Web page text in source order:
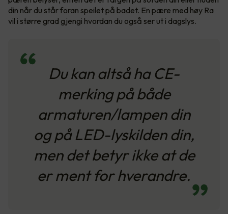
din når du står foran speilet på badet. En pære med høy Ra
vil i større grad gjengi hvordan du også ser ut i dagslys.
Du kan altså ha CE-
merking på både
armaturen/lampen din
og på LED-lyskilden din,
men det betyr ikke at de
er ment for hverandre.